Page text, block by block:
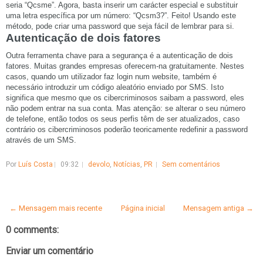
seria “Qcsme”. Agora, basta inserir um carácter especial e substituir
uma letra específica por um número: “Qcsm3?”. Feito! Usando este
método, pode criar uma password que seja fácil de lembrar para si.
Autenticação de dois fatores
Outra ferramenta chave para a segurança é a autenticação de dois
fatores. Muitas grandes empresas oferecem-na gratuitamente. Nestes
casos, quando um utilizador faz login num website, também é
necessário introduzir um código aleatório enviado por SMS. Isto
significa que mesmo que os cibercriminosos saibam a password, eles
não podem entrar na sua conta. Mas atenção: se alterar o seu número
de telefone, então todos os seus perfis têm de ser atualizados, caso
contrário os cibercriminosos poderão teoricamente redefinir a password
através de um SMS.
Por Luís Costa 09:32 devolo, Notícias, PR Sem comentários
← Mensagem mais recente Mensagem antiga →
Página inicial
0 comments:
Enviar um comentário